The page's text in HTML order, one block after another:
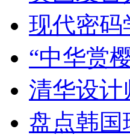
现代密
“中华赏
清华设计
盘点韩国